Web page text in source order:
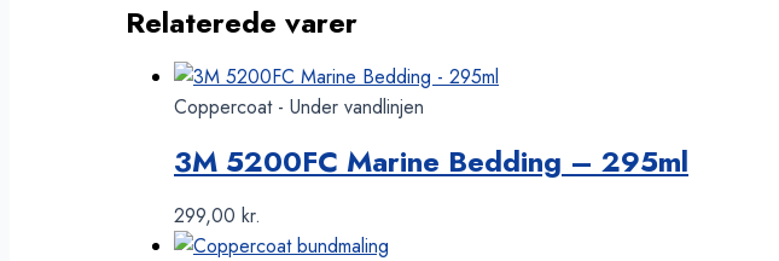
Relaterede varer
Coppercoat - Under vandlinjen
3M 5200FC Marine Bedding – 295ml
299,00 kr.